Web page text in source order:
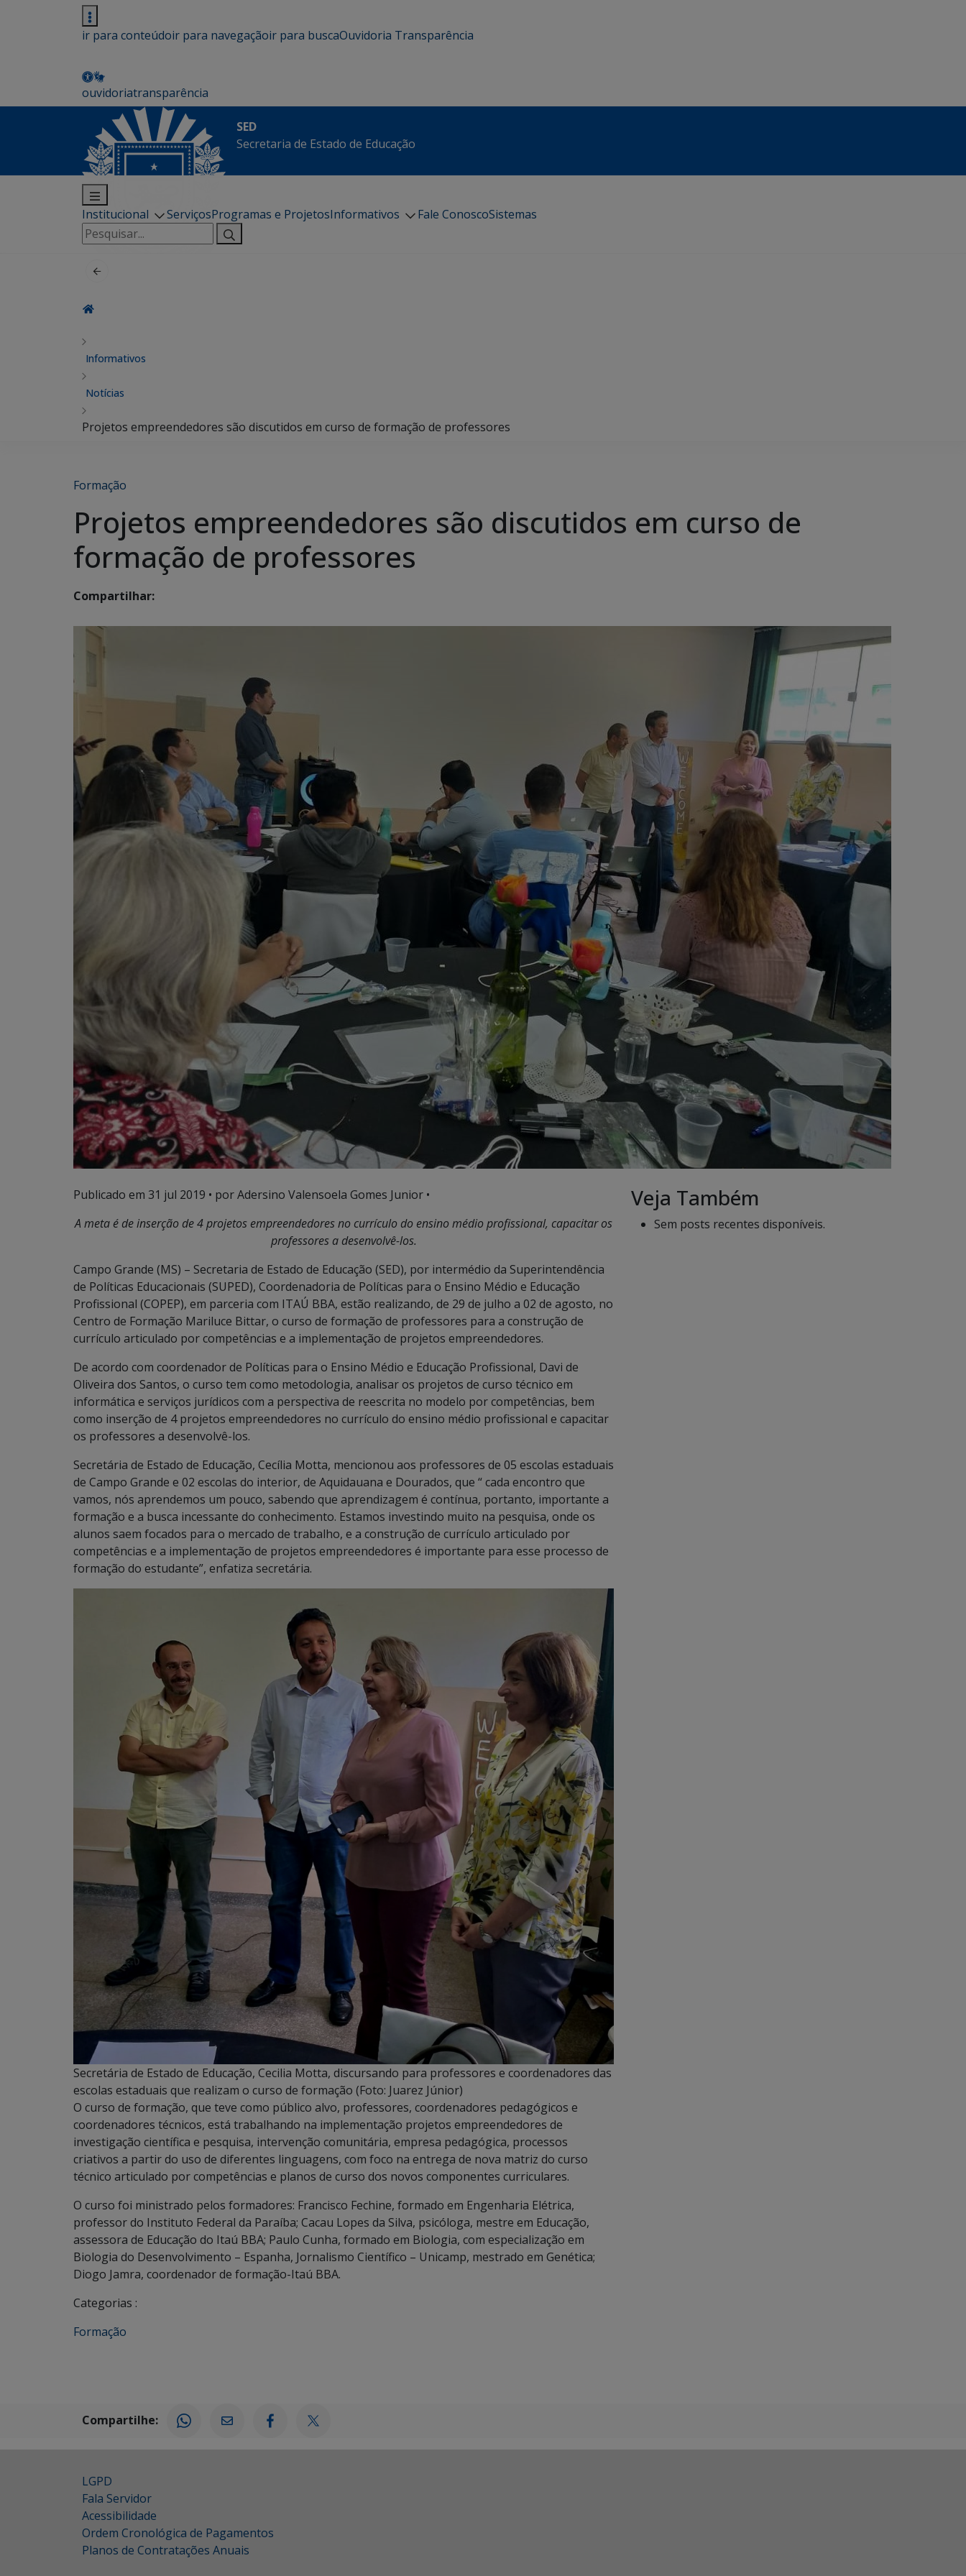
ir para conteúdoir para navegaçãoir para buscaOuvidoria Transparência
ouvidoriatransparência
SED
Secretaria de Estado de Educação
Institucional ServiçosProgramas e ProjetosInformativos Fale ConoscoSistemas
Pesquisar
por:
Informativos
Notícias
Projetos empreendedores são discutidos em curso de formação de professores
Formação
Projetos empreendedores são discutidos em curso de
formação de professores
Compartilhar:
Publicado em 31 jul 2019 • por Adersino Valensoela Gomes Junior •
A meta é de inserção de 4 projetos empreendedores no currículo do ensino médio profissional, capacitar os
professores a desenvolvê-los.
Campo Grande (MS) – Secretaria de Estado de Educação (SED), por intermédio da Superintendência
de Políticas Educacionais (SUPED), Coordenadoria de Políticas para o Ensino Médio e Educação
Profissional (COPEP), em parceria com ITAÚ BBA, estão realizando, de 29 de julho a 02 de agosto, no
Centro de Formação Mariluce Bittar, o curso de formação de professores para a construção de
currículo articulado por competências e a implementação de projetos empreendedores.
De acordo com coordenador de Políticas para o Ensino Médio e Educação Profissional, Davi de
Oliveira dos Santos, o curso tem como metodologia, analisar os projetos de curso técnico em
informática e serviços jurídicos com a perspectiva de reescrita no modelo por competências, bem
como inserção de 4 projetos empreendedores no currículo do ensino médio profissional e capacitar
os professores a desenvolvê-los.
Secretária de Estado de Educação, Cecília Motta, mencionou aos professores de 05 escolas estaduais
de Campo Grande e 02 escolas do interior, de Aquidauana e Dourados, que “ cada encontro que
vamos, nós aprendemos um pouco, sabendo que aprendizagem é contínua, portanto, importante a
formação e a busca incessante do conhecimento. Estamos investindo muito na pesquisa, onde os
alunos saem focados para o mercado de trabalho, e a construção de currículo articulado por
competências e a implementação de projetos empreendedores é importante para esse processo de
formação do estudante”, enfatiza secretária.
Secretária de Estado de Educação, Cecilia Motta, discursando para professores e coordenadores das
escolas estaduais que realizam o curso de formação (Foto: Juarez Júnior)
O curso de formação, que teve como público alvo, professores, coordenadores pedagógicos e
coordenadores técnicos, está trabalhando na implementação projetos empreendedores de
investigação científica e pesquisa, intervenção comunitária, empresa pedagógica, processos
criativos a partir do uso de diferentes linguagens, com foco na entrega de nova matriz do curso
técnico articulado por competências e planos de curso dos novos componentes curriculares.
O curso foi ministrado pelos formadores: Francisco Fechine, formado em Engenharia Elétrica,
professor do Instituto Federal da Paraíba; Cacau Lopes da Silva, psicóloga, mestre em Educação,
assessora de Educação do Itaú BBA; Paulo Cunha, formado em Biologia, com especialização em
Biologia do Desenvolvimento – Espanha, Jornalismo Científico – Unicamp, mestrado em Genética;
Diogo Jamra, coordenador de formação-Itaú BBA.
Categorias :
Formação
Veja Também
Sem posts recentes disponíveis.
Compartilhe:
LGPD
Fala Servidor
Acessibilidade
Ordem Cronológica de Pagamentos
Planos de Contratações Anuais